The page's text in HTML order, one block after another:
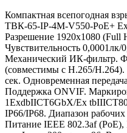
Компактная всепогодная
ТВК-65-IP-4М-V550-PoE+
Разрешение 1920х1080
Чувствительность
Механический ИК-фильтр.
(совместимы с H.265/H.264).
сек. Одновременная
Поддержка ONVIF.
1ExdbIICT6GbX/Ex
IP66/IP68. Диапазон
Питание IEEE 802.3af